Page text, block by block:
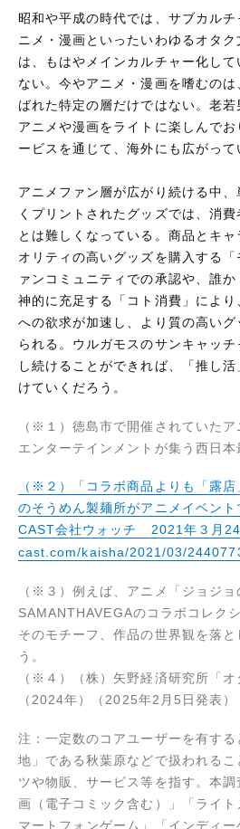
昭和や平成の時代では、サブカル
ニメ・漫画といったいわゆるオタ
は、もはやメインカルチャー化し
ない。今やアニメ・漫画を嗜むの
ばれた特定の層だけではない。老
アニメや漫画をライトに楽しんで
ービスを通じて、海外にも広がって
アニメファン層が広がり続ける中、
くプリントされたグッズでは、消
とは難しくなっている。商品とキ
オリティの高いグッズを購入する
ァンコミュニティでの承認や、誰
神的に充足する「コト消費」により
への欲求が加速し、より質の高いグ
られる。ウルガモスのサンキャッ
し続けることができれば、「推し
けていくだろう。
（※１）徳島市で開催されていた
エンターテインメントが集う西日本
（※２）「コラボ商品よりも「露
のそうめん製麺所がアニメイベン
CAST会社ウォッチ 2021年３月
cast.com/kaisha/2021/03/
（※３）例えば、アニメ「ジョジョ
SAMANTHAVEGAのコラボコレク
そのモチーフ、作品の世界観を落
う。
（※４）（株）矢野経済研究所「
（2024年）（2025年2月5日発表）
注：一定数のコアユーザーを有す
地」である秋葉原などで扱われる
ツや物販、サービス等を指す。本
画（電子コミック含む）」「ライ
マートフォンゲーム」「インディー